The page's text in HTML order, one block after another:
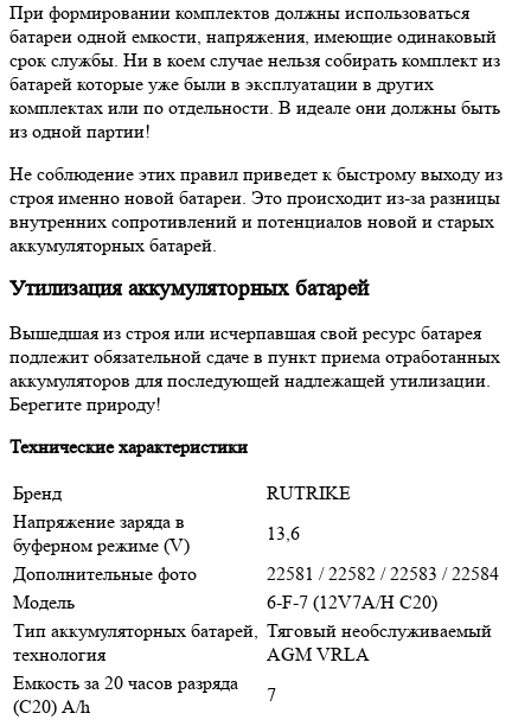
При формировании комплектов должны использоваться
батареи одной емкости, напряжения, имеющие одинаковый
срок службы. Ни в коем случае нельзя собирать комплект из
батарей которые уже были в эксплуатации в других
комплектах или по отдельности. В идеале они должны быть
из одной партии!
Не соблюдение этих правил приведет к быстрому выходу из
строя именно новой батареи. Это происходит из-за разницы
внутренних сопротивлений и потенциалов новой и старых
аккумуляторных батарей.
Утилизация аккумуляторных батарей
Вышедшая из строя или исчерпавшая свой ресурс батарея
подлежит обязательной сдаче в пункт приема отработанных
аккумуляторов для последующей надлежащей утилизации.
Берегите природу!
Технические характеристики
Бренд
RUTRIKE
Напряжение заряда в
буферном режиме (V)
13,6
Дополнительные фото
22581 / 22582 / 22583 / 22584
Модель
6-F-7 (12V7A/H C20)
Тип аккумуляторных батарей,
технология
Тяговый необслуживаемый
AGM VRLA
Емкость за 20 часов разряда
(С20) A/h
7